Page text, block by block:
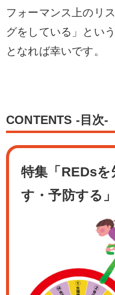
フォーマンス上のリ
グをしている」とい
となれば幸いです。
CONTENTS -目次-
特集「REDs
す・予防する」